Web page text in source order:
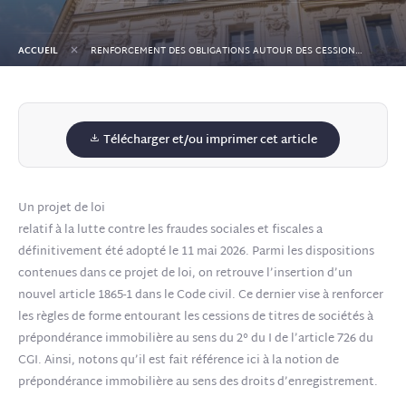
ACCUEIL + RENFORCEMENT DES OBLIGATIONS AUTOUR DES CESSIONS DE TITRES DE SOCIÉTÉS À PRÉPONDÉRANCE IMMOBILIÈRE
Télécharger et/ou imprimer cet article
Un projet de loi
relatif à la lutte contre les fraudes sociales et fiscales a
définitivement été adopté le 11 mai 2026. Parmi les dispositions
contenues dans ce projet de loi, on retrouve l’insertion d’un
nouvel article 1865-1 dans le Code civil. Ce dernier vise à renforcer
les règles de forme entourant les cessions de titres de sociétés à
prépondérance immobilière au sens du 2° du I de l’article 726 du
CGI. Ainsi, notons qu’il est fait référence ici à la notion de
prépondérance immobilière au sens des droits d’enregistrement.